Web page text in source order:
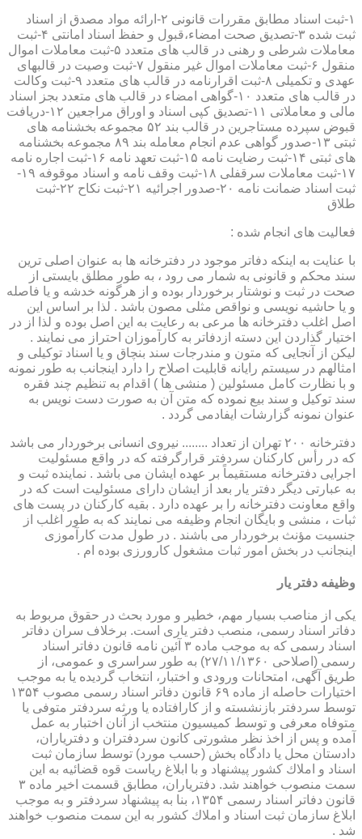
۱-ثبت اسناد مطابق مقررات قانونی ۲-ارائه مواد مصدق از اسناد
ثبت شده ۳-تصدیق صحت امضاء،قبول و حفظ اسناد امانتی ۴-ثبت
معاملات شرطی و رهنی در قالب های متعدد ۵-ثبت معاملات اموال
منقول ۶-ثبت معاملات اموال غیر منقول ۷-ثبت وصیت در قالبهای
عهدی و تکمیلی ۸-ثبت اقرارنامه در قالب های متعدد ۹-ثبت وکالت
در قالب های متعدد ۱۰-گواهی امضاء در قالب های متعدد بجز اسناد
مالی و معاملاتی ۱۱-تصدیق کپی اسناد و اوراق مراجعین ۱۲-دریافت
قبوض سپرده مستاجرین در قالب بند ۵۲ مجموعه بخشنامه های
ثبتی ۱۳-صدور گواهی عدم انجام معامله بند ۸۹ مجموعه بخشنامه
های ثبتی ۱۴-ثبت رضایت نامه ۱۵-ثبت تعهد نامه ۱۶-ثبت اجاره نامه
۱۷-ثبت معاملات سرقفلی ۱۸-ثبت وقف نامه و اسناد موقوفه ۱۹-
ثبت اسناد ضمانت نامه ۲۰-صدور اجرائیه ۲۱-ثبت نکاح ۲۲-ثبت
طلاق
فعالیت های انجام شده :
با عنایت به اینکه دفاتر موجود در دفترخانه ها به عنوان اصلی ترین
سند محکم و قانونی به شمار می رود ، به طور مطلق بایستی از
صحت در ثبت و نوشتار برخوردار بوده و از هرگونه خدشه و یا فاصله
و یا حاشیه نویسی و نواقص مثلی مصون باشد . لذا بر اساس این
اصل اغلب دفترخانه ها مرعی به رعایت به این اصل بوده و لذا از در
اختیار گذاردن این دسته ازدفاتر به کارآموزان احتراز می نمایند .
لیکن از آنجایی که متون و مندرجات سند بنچاق و یا اسناد توکیلی و
امثالهم در سیستم رایانه قابلیت اصلاح را دارد اینجانب به طور نمونه
و با نظارت کامل مسئولین ( منشی ها ) اقدام به تنظیم چند فقره
سند توکیل و سند بیع نموده که متن آن به صورت دست نویس به
عنوان نمونه گزارشات ایفادمی گردد .
دفترخانه ۲۰۰ تهران از تعداد ........ نیروی انسانی برخوردار می باشد
که در رأس کارکنان سردفتر قرارگرفته که در واقع مسئولیت
اجرایی دفترخانه مستقیماً بر عهده ایشان می باشد . نماینده ثبت و
به عبارتی دیگر دفتر یار بعد از ایشان دارای مسئولیت است که در
واقع معاونت دفترخانه را بر عهده دارد . بقیه کارکنان در پست های
ثبات ، منشی و بایگان انجام وظیفه می نمایند که به طور اغلب از
جنسیت مؤنث برخوردار می باشند . در طول مدت کارآموزی
اینجانب در بخش امور ثبات مشغول کارورزی بوده ام .
وظیفه دفتر یار
یكی از مناصب بسیار مهم، خطیر و مورد بحث در حقوق مربوط به
دفاتر اسناد رسمی، منصب دفتر یاری است. برخلاف سران دفاتر
اسناد رسمی كه به موجب ماده ۳ آئین نامه قانون دفاتر اسناد
رسمی (اصلاحی ۲۷/۱۱/۱۳۶۰) به طور سراسری و عمومی، از
طریق آگهی، امتحانات ورودی و اختبار، انتخاب گردیده یا به موجب
اختیارات حاصله از ماده ۶۹ قانون دفاتر اسناد رسمی مصوب ۱۳۵۴
توسط سردفتر بازنشسته و از كارافتاده یا ورثه سردفتر متوفی یا
متوفاه معرفی و توسط كمیسیون منتخب از آنان اختبار به عمل
آمده و پس از اخذ نظر مشورتی كانون سردفتران و دفتریاران،
دادستان محل یا دادگاه بخش (حسب مورد) توسط سازمان ثبت
اسناد و املاك كشور پیشنهاد و با ابلاغ ریاست قوه قضائیه به این
سمت منصوب خواهند شد. دفتریاران، مطابق قسمت اخیر ماده ۳
قانون دفاتر اسناد رسمی ۱۳۵۴، بنا به پیشنهاد سردفتر و به موجب
ابلاغ سازمان ثبت اسناد و املاك كشور به این سمت منصوب خواهند
شد .